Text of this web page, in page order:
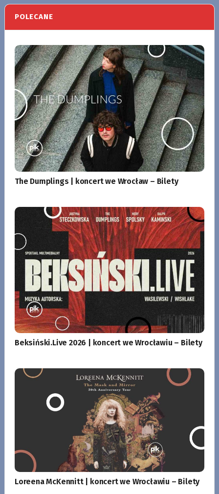
POLECANE
The Dumplings | koncert we Wrocław – Bilety
Beksiński.Live 2026 | koncert we Wrocławiu – Bilety
Loreena McKennitt | koncert we Wrocławiu – Bilety